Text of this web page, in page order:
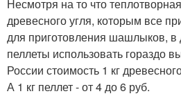
Несмотря на то что
древесного угля, которым все
для приготовления шашлыков,
пеллеты использовать гораздо
России стоимость 1 кг
А 1 кг пеллет - от 4 до 6 руб.